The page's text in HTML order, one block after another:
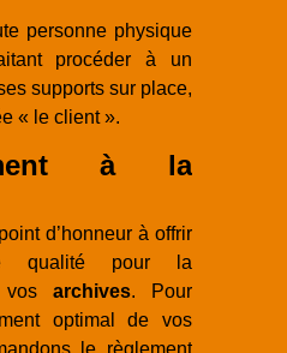
personne physique
procéder à un
supports sur place,
« le client ».
à la
d’honneur à offrir
qualité pour la
vos archives. Pour
optimal de vos